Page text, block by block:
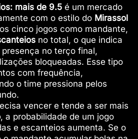
mais de 9.5é um mercado
com o estilo do Mirassol
cinco jogos como mandante,
no total, o que indica
no terço final,
bloqueadas. Esse tipo
com frequência,
o time pressiona pelos
vencer e tende a ser mais
, a probabilidade de um jogo
e escanteios aumenta. Se o